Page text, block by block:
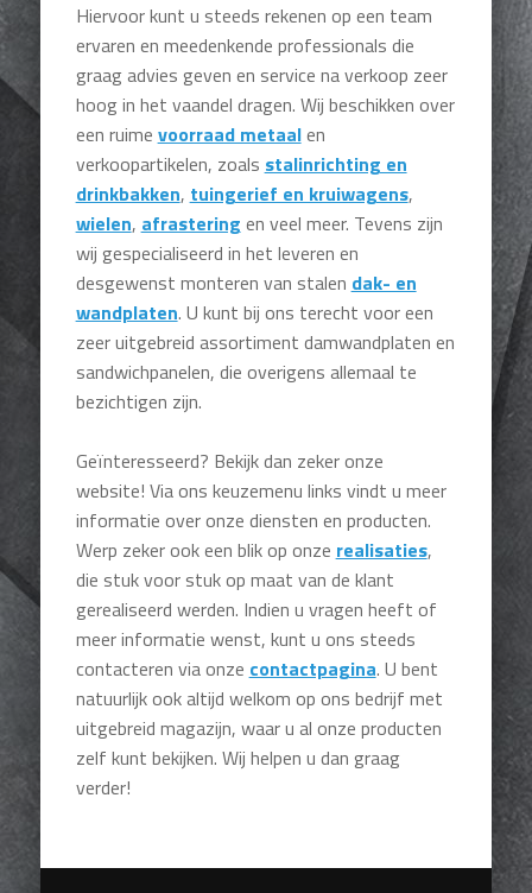
Hiervoor kunt u steeds rekenen op een team
ervaren en meedenkende professionals die
graag advies geven en service na verkoop zeer
hoog in het vaandel dragen. Wij beschikken over
een ruime voorraad metaalen
verkoopartikelen, zoals stalinrichting en
drinkbakken, tuingerief en kruiwagens,
wielen, afrastering en veel meer. Tevens zijn
wij gespecialiseerd in het leveren en
desgewenst monteren van stalen dak- en
wandplaten. U kunt bij ons terecht voor een
zeer uitgebreid assortiment damwandplaten en
sandwichpanelen, die overigens allemaal te
bezichtigen zijn.
Geïnteresseerd? Bekijk dan zeker onze
website! Via ons keuzemenu links vindt u meer
informatie over onze diensten en producten.
Werp zeker ook een blik op onze realisaties,
die stuk voor stuk op maat van de klant
gerealiseerd werden. Indien u vragen heeft of
meer informatie wenst, kunt u ons steeds
contacteren via onze contactpagina. U bent
natuurlijk ook altijd welkom op ons bedrijf met
uitgebreid magazijn, waar u al onze producten
zelf kunt bekijken. Wij helpen u dan graag
verder!